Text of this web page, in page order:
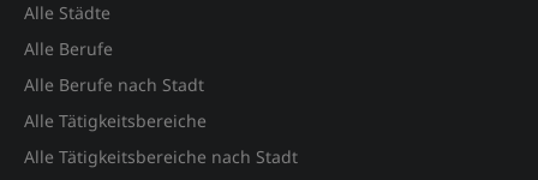
Alle Städte
Alle Berufe
Alle Berufe nach Stadt
Alle Tätigkeitsbereiche
Alle Tätigkeitsbereiche nach Stadt